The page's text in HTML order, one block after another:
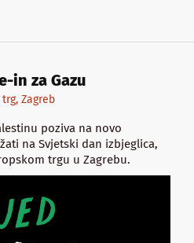
in za Gazu
Zagreb
poziva na novo
na Svjetski dan izbjeglica,
trgu u Zagrebu.